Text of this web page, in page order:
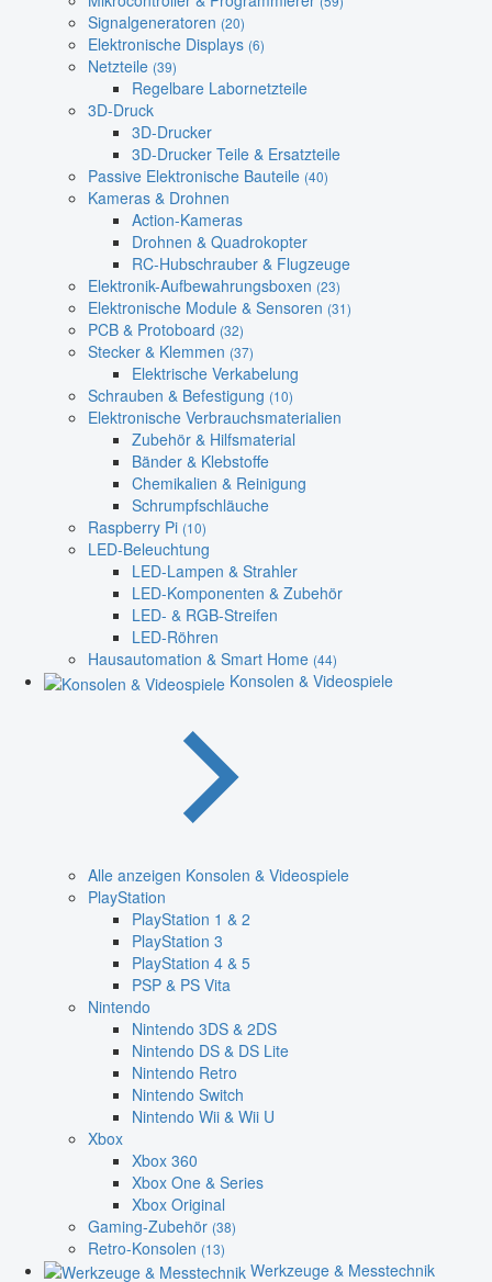
Signalgeneratoren (20)
Elektronische Displays (6)
Netzteile (39)
Regelbare Labornetzteile
3D-Druck
3D-Drucker
3D-Drucker Teile & Ersatzteile
Passive Elektronische Bauteile (40)
Kameras & Drohnen
Action-Kameras
Drohnen & Quadrokopter
RC-Hubschrauber & Flugzeuge
Elektronik-Aufbewahrungsboxen (23)
Elektronische Module & Sensoren (31)
PCB & Protoboard (32)
Stecker & Klemmen (37)
Elektrische Verkabelung
Schrauben & Befestigung (10)
Elektronische Verbrauchsmaterialien
Zubehör & Hilfsmaterial
Bänder & Klebstoffe
Chemikalien & Reinigung
Schrumpfschläuche
Raspberry Pi (10)
LED-Beleuchtung
LED-Lampen & Strahler
LED-Komponenten & Zubehör
LED- & RGB-Streifen
LED-Röhren
Hausautomation & Smart Home (44)
Konsolen & Videospiele
Alle anzeigen Konsolen & Videospiele
PlayStation
PlayStation 1 & 2
PlayStation 3
PlayStation 4 & 5
PSP & PS Vita
Nintendo
Nintendo 3DS & 2DS
Nintendo DS & DS Lite
Nintendo Retro
Nintendo Switch
Nintendo Wii & Wii U
Xbox
Xbox 360
Xbox One & Series
Xbox Original
Gaming-Zubehör (38)
Retro-Konsolen (13)
Werkzeuge & Messtechnik